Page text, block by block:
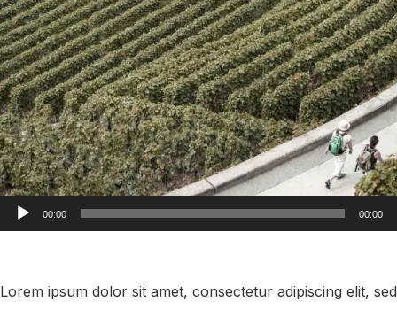
Lecteur
audio
00:00 00:00
Lorem ipsum dolor sit amet, consectetur adipiscing elit, sed